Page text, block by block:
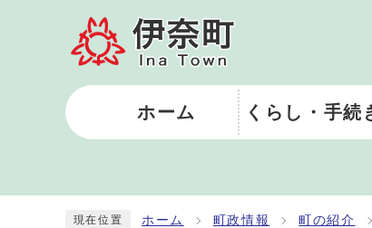
ホーム くらし・手続
現在位置 ホーム 町政情報 町の紹介